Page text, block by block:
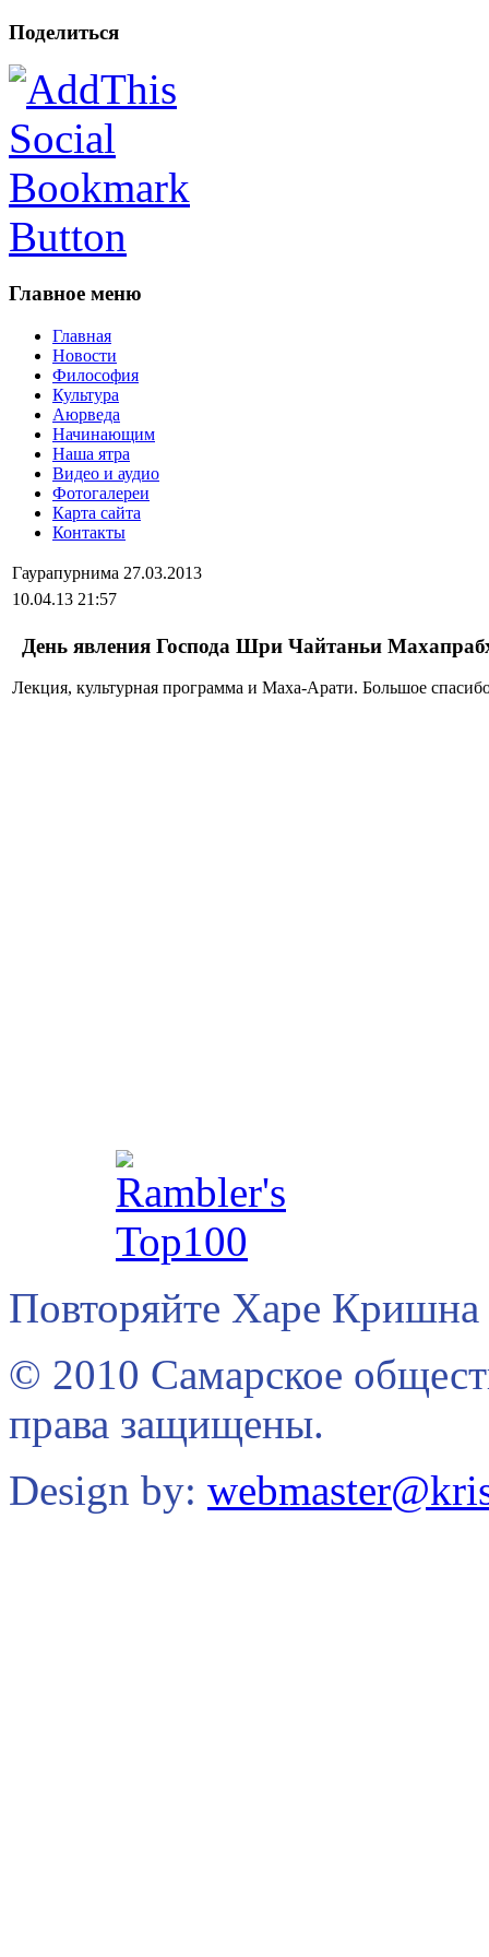
Поделиться
Главное меню
Главная
Новости
Философия
Культура
Аюрведа
Начинающим
Наша ятра
Видео и аудио
Фотогалереи
Карта сайта
Контакты
Гаурапурнима 27.03.2013
10.04.13 21:57
День явления Господа Шри Чайтаньи
Лекция, культурная программа и Маха-Арати. Большое
Повторяйте Харе Кришна
© 2010 Самарское
права защищены.
Design by: